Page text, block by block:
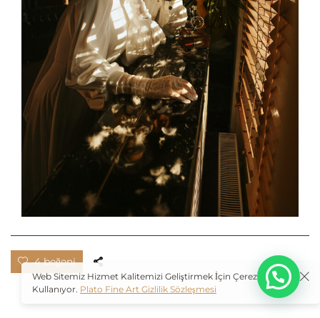
4 beğeni
Web Sitemiz Hizmet Kalitemizi Geliştirmek İçin Çerezleri
Kullanıyor. Plato Fine Art Gizlilik Sözleşmesi